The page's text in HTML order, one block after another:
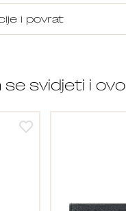
i povrat
se svidjeti i ovo